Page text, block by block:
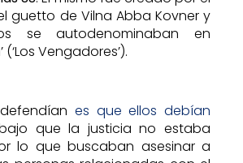
guetto de Vilna Abba Kovner y
se autodenominaban en
(‘Los Vengadores’).
es que ellos debían
que la justicia no estaba
lo que buscaban asesinar a